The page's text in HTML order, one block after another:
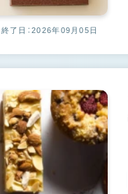
終了日：2026年09月05日